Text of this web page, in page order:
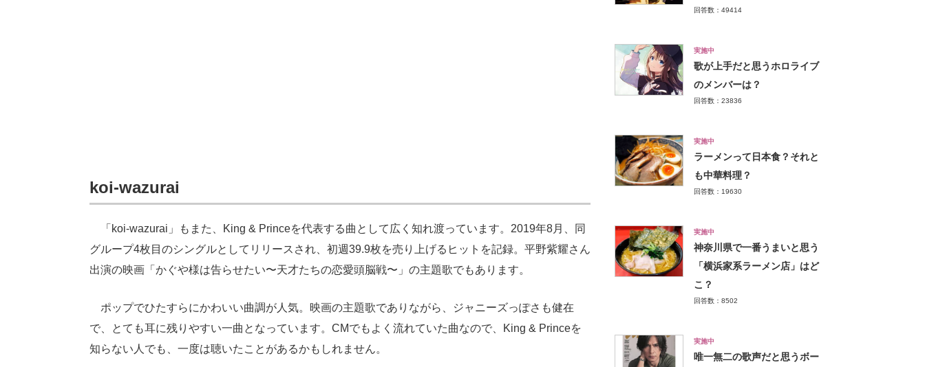
koi-wazurai
「koi-wazurai」もまた、King & Princeを代表する曲として広く知れ渡っています。2019年8月、同
グループ4枚目のシングルとしてリリースされ、初週39.9枚を売り上げるヒットを記録。平野紫耀さん
出演の映画「かぐや様は告らせたい〜天才たちの恋愛頭脳戦〜」の主題歌でもあります。
ポップでひたすらにかわいい曲調が人気。映画の主題歌でありながら、ジャニーズっぽさも健在
で、とても耳に残りやすい一曲となっています。CMでもよく流れていた曲なので、King & Princeを
知らない人でも、一度は聴いたことがあるかもしれません。
回答数：49414
実施中
歌が上手だと思うホロライブ
のメンバーは？
回答数：23836
実施中
ラーメンって日本食？それと
も中華料理？
回答数：19630
実施中
神奈川県で一番うまいと思う
「横浜家系ラーメン店」はど
こ？
回答数：8502
実施中
唯一無二の歌声だと思うボー